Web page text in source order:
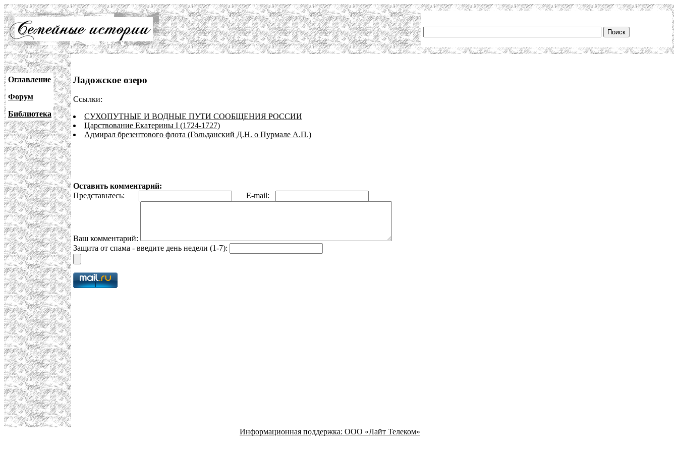
Оглавление
Форум
Библиотека
Ладожское озеро
Ссылки:
СУХОПУТНЫЕ И ВОДНЫЕ ПУТИ СООБЩЕНИЯ РОССИИ
Царствование Екатерины I (1724-1727)
Адмирал брезентового флота (Гольданский Д.Н. о Пурмале А.П.)
Оставить комментарий:
Представьтесь:
E-mail:
Ваш комментарий:
Защита от спама - введите день недели (1-7):
Информационная поддержка: ООО «Лайт Телеком»